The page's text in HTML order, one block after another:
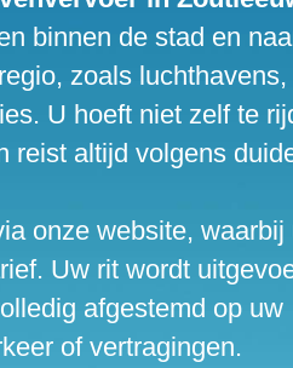
binnen de stad en
zoals
U hoeft niet zelf te
reist altijd volgens
onze website, waarbij
Uw rit wordt
afgestemd op uw
of vertragingen.